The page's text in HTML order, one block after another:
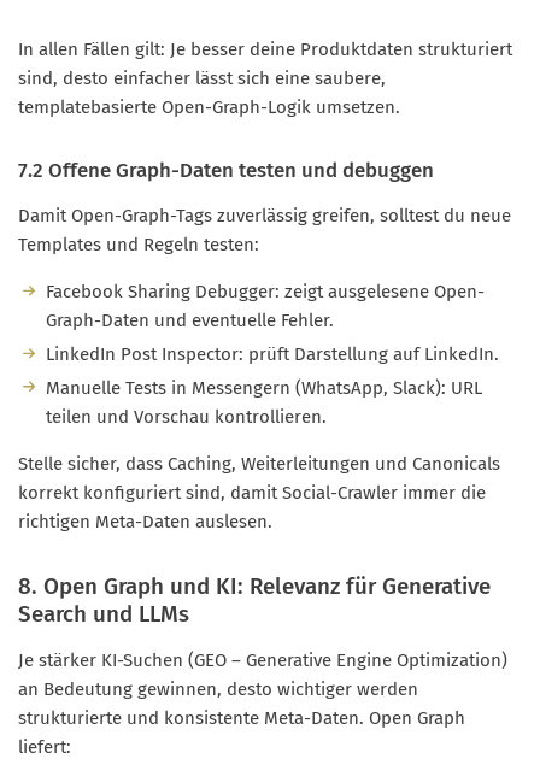
In allen Fällen gilt: Je besser deine Produktdaten strukturiert
sind, desto einfacher lässt sich eine saubere,
templatebasierte Open-Graph-Logik umsetzen.
7.2 Offene Graph-Daten testen und debuggen
Damit Open-Graph-Tags zuverlässig greifen, solltest du neue
Templates und Regeln testen:
Facebook Sharing Debugger: zeigt ausgelesene Open-
Graph-Daten und eventuelle Fehler.
LinkedIn Post Inspector: prüft Darstellung auf LinkedIn.
Manuelle Tests in Messengern (WhatsApp, Slack): URL
teilen und Vorschau kontrollieren.
Stelle sicher, dass Caching, Weiterleitungen und Canonicals
korrekt konfiguriert sind, damit Social-Crawler immer die
richtigen Meta-Daten auslesen.
8. Open Graph und KI: Relevanz für Generative
Search und LLMs
Je stärker KI-Suchen (GEO – Generative Engine Optimization)
an Bedeutung gewinnen, desto wichtiger werden
strukturierte und konsistente Meta-Daten. Open Graph
liefert: